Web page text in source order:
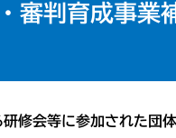
審判育成事業
修会等に参加された団